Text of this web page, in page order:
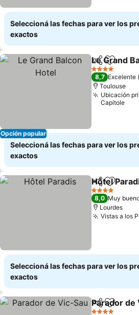
Seleccioná las fechas para ver los
exactos
Opción popular
Compartir
Añadir
Le Grand
4 Estrellas
8,7 Excelente
Toulouse
Ubicación
Capitole
Seleccioná las fechas para ver los
exactos
Compartir
Añadir
Hôtel
4 Estrellas
8,0 Muy
Lourdes
Vistas a los
Seleccioná las fechas para ver los
exactos
Compartir
Añadir
Parador de